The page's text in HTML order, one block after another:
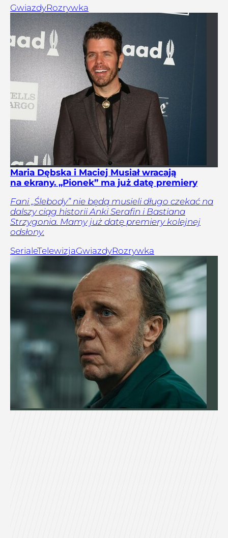
GwiazdyRozrywka
Maria Dębska i Maciej Musiał wracają
na ekrany. „Pionek” ma już datę premiery
Fani „Ślebody” nie będą musieli długo czekać na
dalszy ciąg historii Anki Serafin i Bastiana
Strzygonia. Mamy już datę premiery kolejnej
odsłony.
SerialeTelewizjaGwiazdyRozrywka